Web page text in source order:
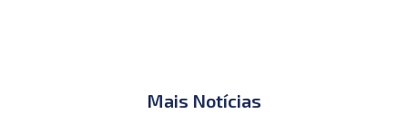
Mais Notícias